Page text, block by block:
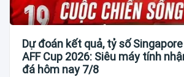
Dự đoán kết quả, tỷ số
AFF Cup 2026: Siêu máy tính
đá hôm nay 7/8